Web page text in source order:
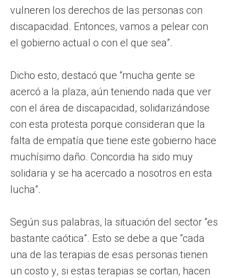
vulneren los derechos de las personas con
discapacidad. Entonces, vamos a pelear con
el gobierno actual o con el que sea”.
Dicho esto, destacó que “mucha gente se
acercó a la plaza, aún teniendo nada que ver
con el área de discapacidad, solidarizándose
con esta protesta porque consideran que la
falta de empatía que tiene este gobierno hace
muchísimo daño. Concordia ha sido muy
solidaria y se ha acercado a nosotros en esta
lucha”.
Según sus palabras, la situación del sector “es
bastante caótica”. Esto se debe a que “cada
una de las terapias de esas personas tienen
un costo y, si estas terapias se cortan, hacen